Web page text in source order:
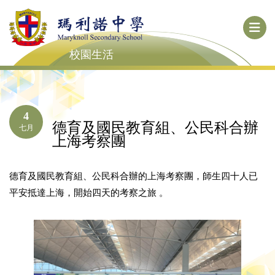
校園生活
4
七月 德育及國民教育組、公民科合辦
上海考察團
德育及國民教育組、公民科合辦的上海考察團，師生四十人已
平安抵達上海，開始四天的考察之旅 。